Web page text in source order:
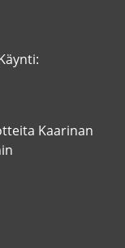
Kaarinan